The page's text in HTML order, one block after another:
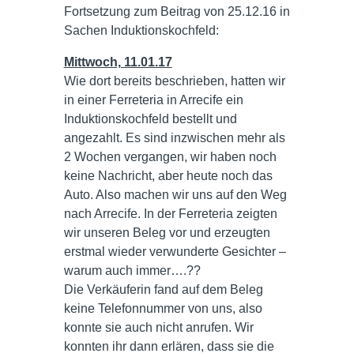
Fortsetzung zum Beitrag von 25.12.16 in
Sachen Induktionskochfeld:
Mittwoch, 11.01.17
Wie dort bereits beschrieben, hatten wir
in einer Ferreteria in Arrecife ein
Induktionskochfeld bestellt und
angezahlt. Es sind inzwischen mehr als
2 Wochen vergangen, wir haben noch
keine Nachricht, aber heute noch das
Auto. Also machen wir uns auf den Weg
nach Arrecife. In der Ferreteria zeigten
wir unseren Beleg vor und erzeugten
erstmal wieder verwunderte Gesichter –
warum auch immer….??
Die Verkäuferin fand auf dem Beleg
keine Telefonnummer von uns, also
konnte sie auch nicht anrufen. Wir
konnten ihr dann erlären, dass sie die